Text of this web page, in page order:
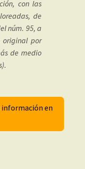
con las
de
núm. 95, a
original por
de medio
información en